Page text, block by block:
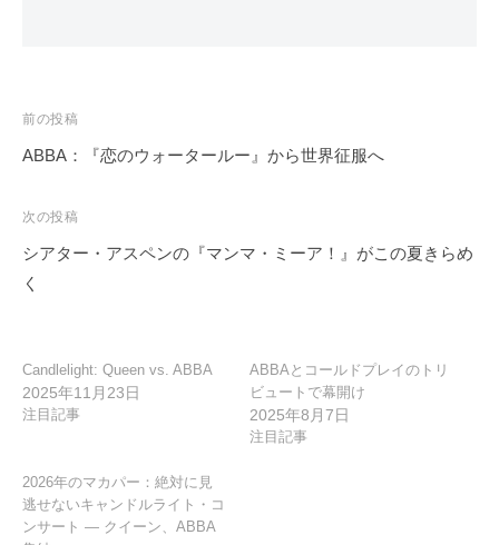
投
稿
ビ
ゲ
ー
ン
前の投稿
ABBA：『恋のウォータールー』から世界征服へ
次の投稿
シアター・アスペンの『マンマ・ミーア！』がこの夏きらめ
く
Candlelight: Queen vs. ABBA
2025年11月23日
注目記事
ABBAとコールドプレイのトリ
ビュートで幕開け
2025年8月7日
注目記事
2026年のマカパー：絶対に見
逃せないキャンドルライト・コ
ンサート ― クイーン、ABBA